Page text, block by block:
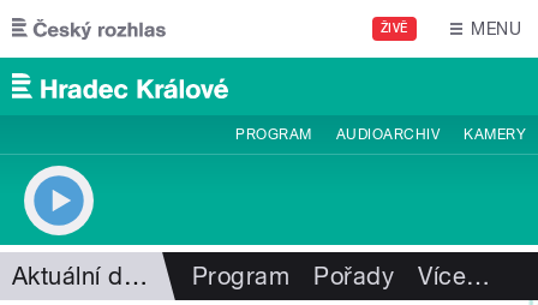
Přejít k hlavnímu obsahu
ŽIVĚ MENU
PROGRAM AUDIOARCHIV KAMERY
Aktuální dění Program Pořady Více…